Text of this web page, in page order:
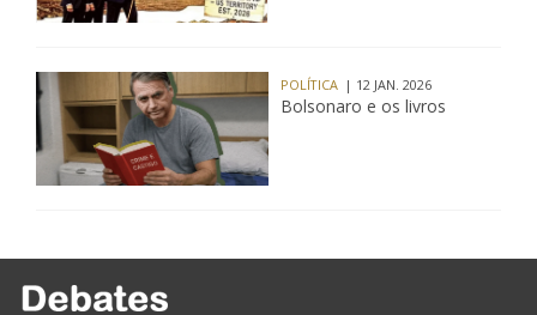
POLÍTICA | 12 JAN. 2026
Bolsonaro e os livros